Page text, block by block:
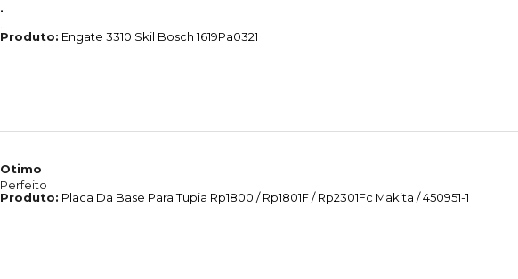
.
.
Produto: Engate 3310 Skil Bosch 1619Pa0321
Otimo
Perfeito
Produto: Placa Da Base Para Tupia Rp1800 / Rp1801F / Rp2301Fc Makita / 450951-1